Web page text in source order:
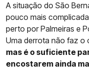
A situação do São
pouco mais
perto por Palmeiras e
Uma derrota não faz o
mas é o suficiente
encostarem ainda